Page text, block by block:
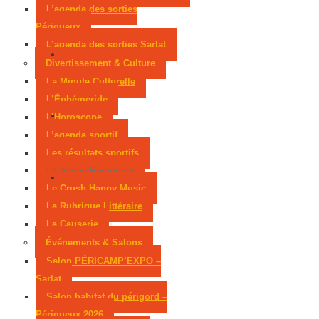
L’agenda des sorties
Périgueux
L’agenda des sorties Sarlat
Divertissement & Culture
La Minute Culturelle
L’Éphémeride
L’Horoscope
L’agenda sportif
Les résultats sportifs
La Scène Régionale
Le Crush Happy Music
La Rubrique Littéraire
La Causerie
Événements & Salons
Salon PÉRICAMP’EXPO –
Sarlat
Salon habitat du périgord –
Périgueux 2026